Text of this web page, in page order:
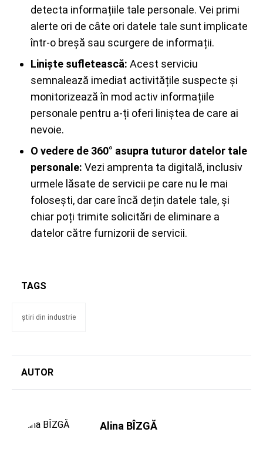
detecta informațiile tale personale. Vei primi
alerte ori de câte ori datele tale sunt implicate
într-o breșă sau scurgere de informații.
Liniște sufletească: Acest serviciu
semnalează imediat activitățile suspecte și
monitorizează în mod activ informațiile
personale pentru a-ți oferi liniștea de care ai
nevoie.
O vedere de 360° asupra tuturor datelor tale
personale: Vezi amprenta ta digitală, inclusiv
urmele lăsate de servicii pe care nu le mai
folosești, dar care încă dețin datele tale, și
chiar poți trimite solicitări de eliminare a
datelor către furnizorii de servicii.
TAGS
știri din industrie
AUTOR
Alina BÎZGĂ